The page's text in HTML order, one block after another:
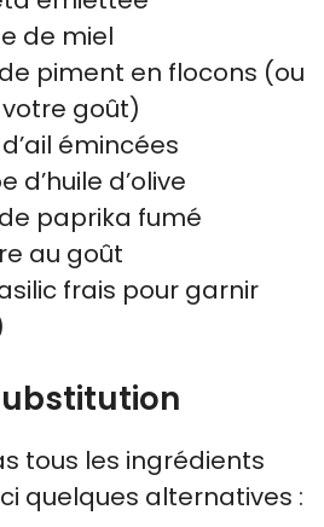
de miel
piment en flocons (ou
goût)
émincées
d’huile d’olive
paprika fumé
au goût
frais pour garnir
tous les ingrédients
quelques alternatives :